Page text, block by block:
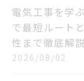
電気工事を学
で最短ルート
性まで徹底解説
2026/08/02